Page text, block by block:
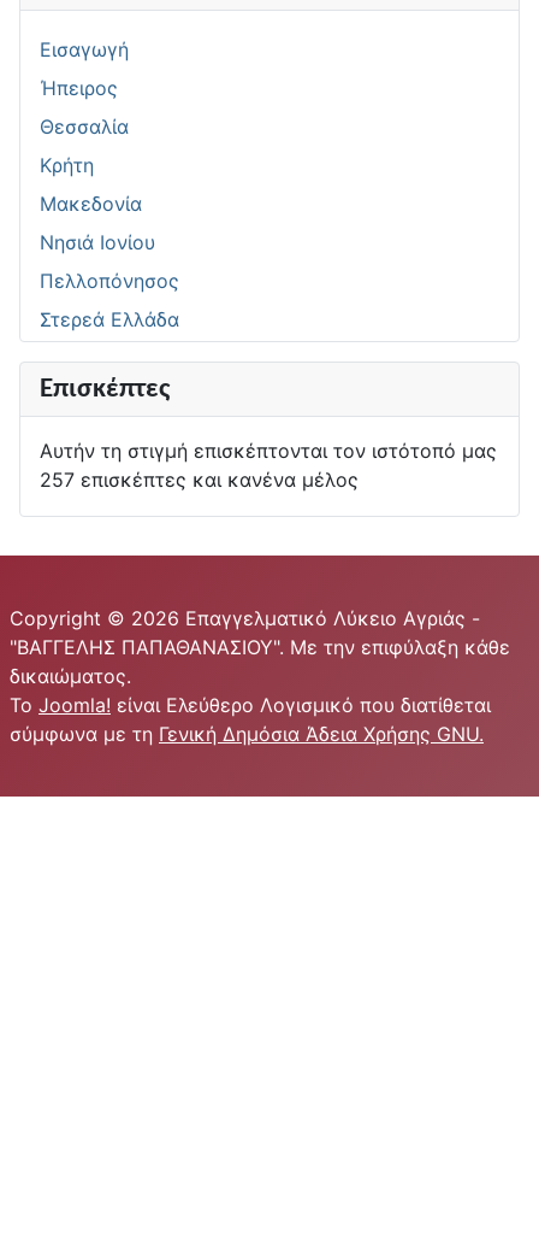
Εισαγωγή
Ήπειρος
Θεσσαλία
Κρήτη
Μακεδονία
Νησιά Ιονίου
Πελλοπόνησος
Στερεά Ελλάδα
Επισκέπτες
Αυτήν τη στιγμή επισκέπτονται τον ιστότοπό μας
257 επισκέπτες και κανένα μέλος
Copyright © 2026 Επαγγελματικό Λύκειο Αγριάς -
"ΒΑΓΓΕΛΗΣ ΠΑΠΑΘΑΝΑΣΙΟΥ". Με την επιφύλαξη κάθε
δικαιώματος.
Το Joomla! είναι Ελεύθερο Λογισμικό που διατίθεται
σύμφωνα με τη Γενική Δημόσια Άδεια Χρήσης GNU.